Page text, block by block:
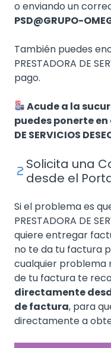
o enviando un
PSD@GRUPO-
También puedes
PRESTADORA DE
pago.
Acude a la
puedes ponerte en
DE SERVICIOS
Solicita una
desde el
Si el problema es
PRESTADORA DE
quiere entregar
no te da tu factura
cualquier problema
de tu factura te
directamente
de factura, para
directamente a